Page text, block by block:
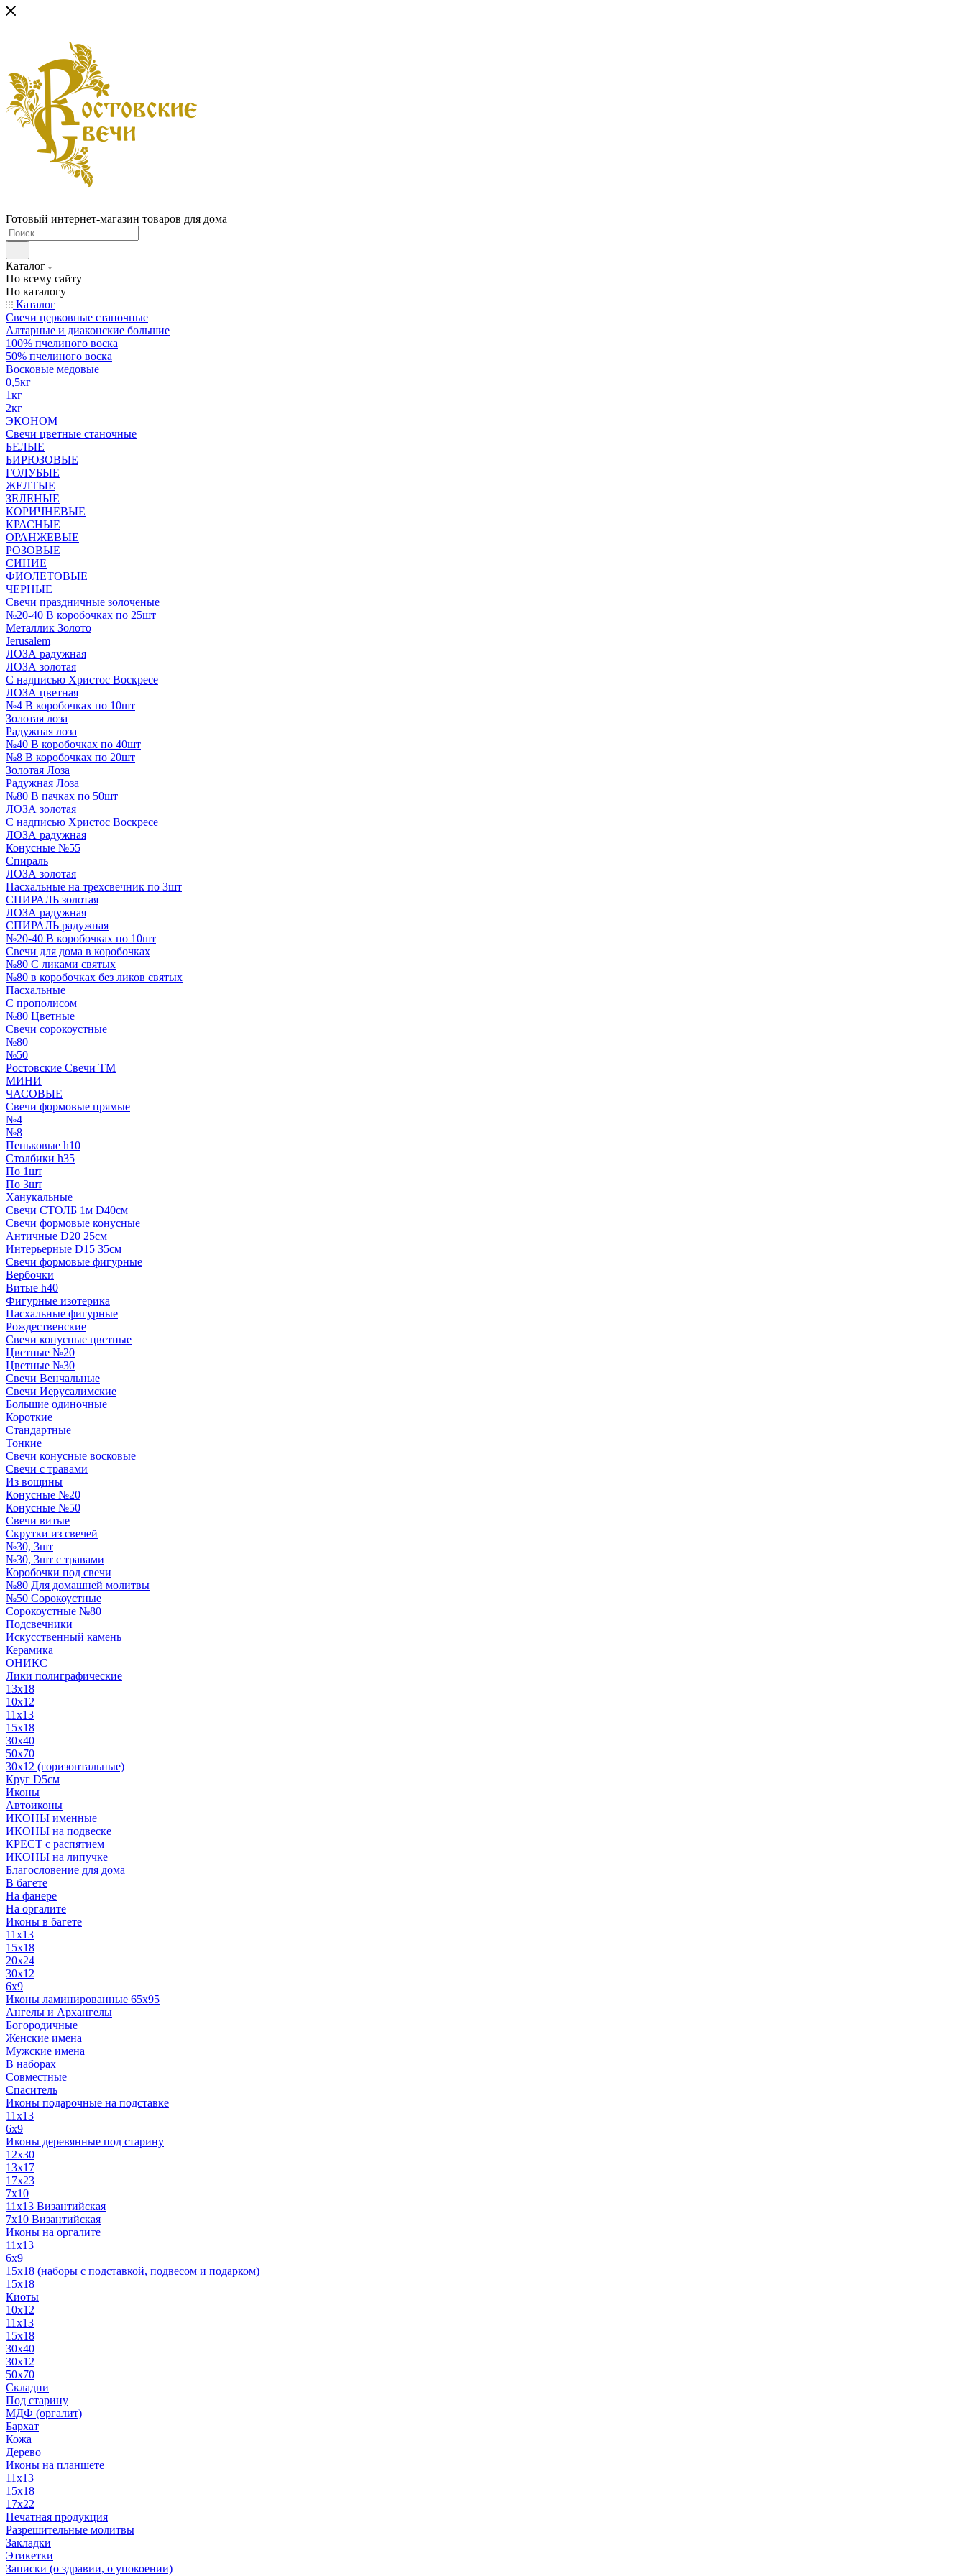
Готовый интернет-магазин товаров для дома
Каталог
По всему сайту
По каталогу
Каталог
Свечи церковные станочные
Алтарные и диаконские большие
100% пчелиного воска
50% пчелиного воска
Восковые медовые
0,5кг
1кг
2кг
ЭКОНОМ
Свечи цветные станочные
БЕЛЫЕ
БИРЮЗОВЫЕ
ГОЛУБЫЕ
ЖЕЛТЫЕ
ЗЕЛЕНЫЕ
КОРИЧНЕВЫЕ
КРАСНЫЕ
ОРАНЖЕВЫЕ
РОЗОВЫЕ
СИНИЕ
ФИОЛЕТОВЫЕ
ЧЕРНЫЕ
Свечи праздничные золоченые
№20-40 В коробочках по 25шт
Металлик Золото
Jerusalem
ЛОЗА радужная
ЛОЗА золотая
С надписью Христос Воскресе
ЛОЗА цветная
№4 В коробочках по 10шт
Золотая лоза
Радужная лоза
№40 В коробочках по 40шт
№8 В коробочках по 20шт
Золотая Лоза
Радужная Лоза
№80 В пачках по 50шт
ЛОЗА золотая
С надписью Христос Воскресе
ЛОЗА радужная
Конусные №55
Спираль
ЛОЗА золотая
Пасхальные на трехсвечник по 3шт
СПИРАЛЬ золотая
ЛОЗА радужная
СПИРАЛЬ радужная
№20-40 В коробочках по 10шт
Свечи для дома в коробочках
№80 С ликами святых
№80 в коробочках без ликов святых
Пасхальные
С прополисом
№80 Цветные
Свечи сорокоустные
№80
№50
Ростовские Свечи ТМ
МИНИ
ЧАСОВЫЕ
Свечи формовые прямые
№4
№8
Пеньковые h10
Столбики h35
По 1шт
По 3шт
Ханукальные
Свечи СТОЛБ 1м D40см
Свечи формовые конусные
Античные D20 25см
Интерьерные D15 35см
Свечи формовые фигурные
Вербочки
Витые h40
Фигурные изотерика
Пасхальные фигурные
Рождественские
Свечи конусные цветные
Цветные №20
Цветные №30
Свечи Венчальные
Свечи Иерусалимские
Большие одиночные
Короткие
Стандартные
Тонкие
Свечи конусные восковые
Свечи с травами
Из вощины
Конусные №20
Конусные №50
Свечи витые
Скрутки из свечей
№30, 3шт
№30, 3шт с травами
Коробочки под свечи
№80 Для домашней молитвы
№50 Сорокоустные
Сорокоустные №80
Подсвечники
Искусственный камень
Керамика
ОНИКС
Лики полиграфические
13x18
10x12
11х13
15х18
30x40
50x70
30x12 (горизонтальные)
Круг D5см
Иконы
Автоиконы
ИКОНЫ именные
ИКОНЫ на подвеске
КРЕСТ с распятием
ИКОНЫ на липучке
Благословение для дома
В багете
На фанере
На оргалите
Иконы в багете
11x13
15x18
20x24
30х12
6x9
Иконы ламинированные 65x95
Ангелы и Архангелы
Богородичные
Женские имена
Мужские имена
В наборах
Совместные
Спаситель
Иконы подарочные на подставке
11x13
6x9
Иконы деревянные под старину
12х30
13x17
17x23
7x10
11x13 Византийская
7x10 Византийская
Иконы на оргалите
11x13
6x9
15х18 (наборы с подставкой, подвесом и подарком)
15x18
Киоты
10x12
11x13
15x18
30x40
30х12
50x70
Складни
Под старину
МДФ (оргалит)
Бархат
Кожа
Дерево
Иконы на планшете
11х13
15х18
17х22
Печатная продукция
Разрешительные молитвы
Закладки
Этикетки
Записки (о здравии, о упокоении)